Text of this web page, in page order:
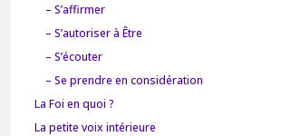
– S’affirmer
– S’autoriser à Être
– S’écouter
– Se prendre en considération
La Foi en quoi ?
La petite voix intérieure